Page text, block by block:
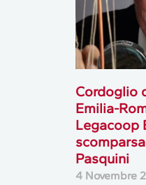
Cordoglio
Emilia-
Legacoop
Pasquini
4 Novembre